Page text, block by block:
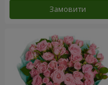
Замовити